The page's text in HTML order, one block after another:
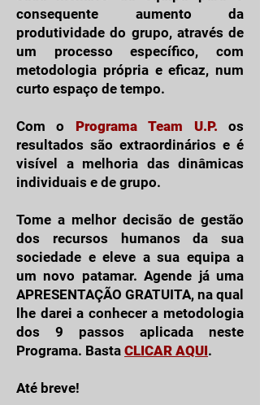
consequente aumento da
produtividade do grupo, através de
um processo específico, com
metodologia própria e eficaz, num
curto espaço de tempo.
Com o Programa Team U.P. os
resultados são extraordinários e é
visível a melhoria das dinâmicas
individuais e de grupo.
Tome a melhor decisão de gestão
dos recursos humanos da sua
sociedade e eleve a sua equipa a
um novo patamar. Agende já uma
APRESENTAÇÃO GRATUITA, na qual
lhe darei a conhecer a metodologia
dos 9 passos aplicada neste
Programa. Basta CLICAR AQUI.
Até breve!